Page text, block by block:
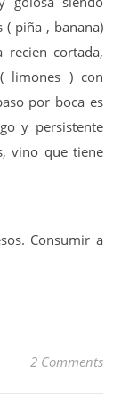
( piña , banana)
recien cortada,
limones ) con
por boca es
y persistente
vino que tiene
Consumir a
2 Comments